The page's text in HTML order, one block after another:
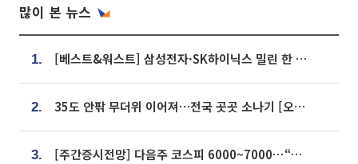
많이 본 뉴스
1. [베스트&워스트] 삼성전자·SK하이닉스 밀린 한 주…상상인증권은 85% 급등
2. 35도 안팎 무더위 이어져…전국 곳곳 소나기 [오늘 날씨]
3. [주간증시전망] 다음주 코스피 6000~7000⋯“外人 수급은 정책이 변수”